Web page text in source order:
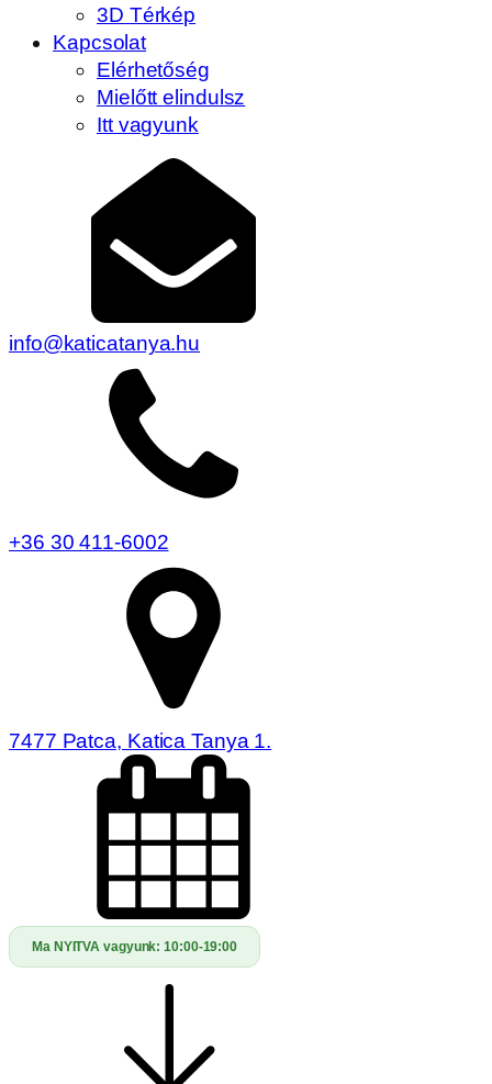
3D Térkép
Kapcsolat
Elérhetőség
Mielőtt elindulsz
Itt vagyunk
info@katicatanya.hu
+36 30 411-6002
7477 Patca, Katica Tanya 1.
Ma NYITVA vagyunk:10:00-19:00